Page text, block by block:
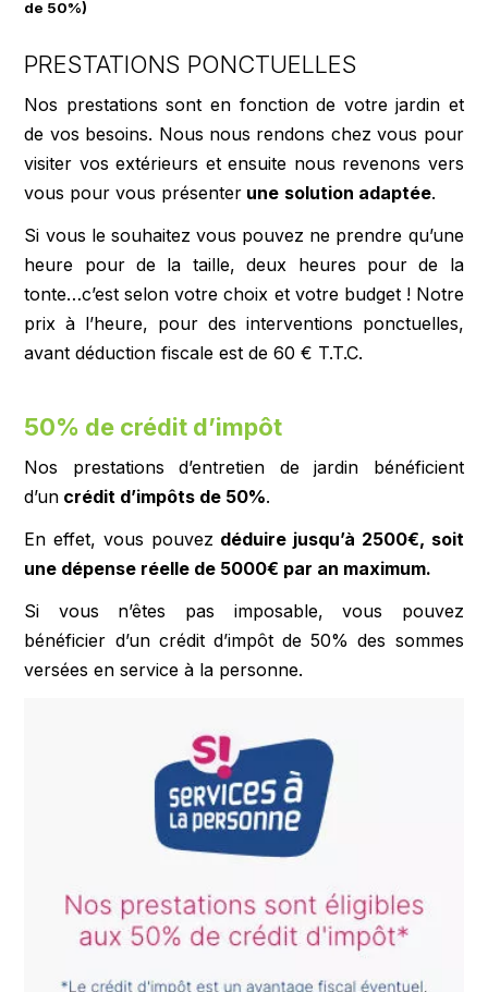
de 50%)
PRESTATIONS PONCTUELLES
Nos prestations sont en fonction de votre jardin et
de vos besoins. Nous nous rendons chez vous pour
visiter vos extérieurs et ensuite nous revenons vers
vous pour vous présenter une solution adaptée.
Si vous le souhaitez vous pouvez ne prendre qu’une
heure pour de la taille, deux heures pour de la
tonte…c’est selon votre choix et votre budget ! Notre
prix à l’heure, pour des interventions ponctuelles,
avant déduction fiscale est de 60 € T.T.C.
50% de crédit d’impôt
Nos prestations d’entretien de jardin bénéficient
d’un crédit d’impôts de 50%.
En effet, vous pouvez déduire jusqu’à 2500€, soit
une dépense réelle de 5000€ par an maximum.
Si vous n’êtes pas imposable, vous pouvez
bénéficier d’un crédit d’impôt de 50% des sommes
versées en service à la personne.